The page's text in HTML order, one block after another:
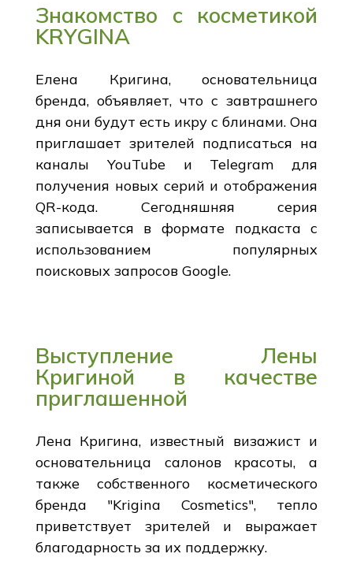
Знакомство с косметикой
KRYGINA
Елена Кригина, основательница
бренда, объявляет, что с завтрашнего
дня они будут есть икру с блинами. Она
приглашает зрителей подписаться на
каналы YouTube и Telegram для
получения новых серий и отображения
QR-кода. Сегодняшняя серия
записывается в формате подкаста с
использованием популярных
поисковых запросов Google.
Выступление Лены
Кригиной в качестве
приглашенной
Лена Кригина, известный визажист и
основательница салонов красоты, а
также собственного косметического
бренда "Krigina Cosmetics", тепло
приветствует зрителей и выражает
благодарность за их поддержку.